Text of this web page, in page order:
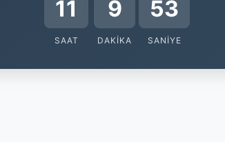
11
SAAT
9
DAKIKA
52
SANIYE